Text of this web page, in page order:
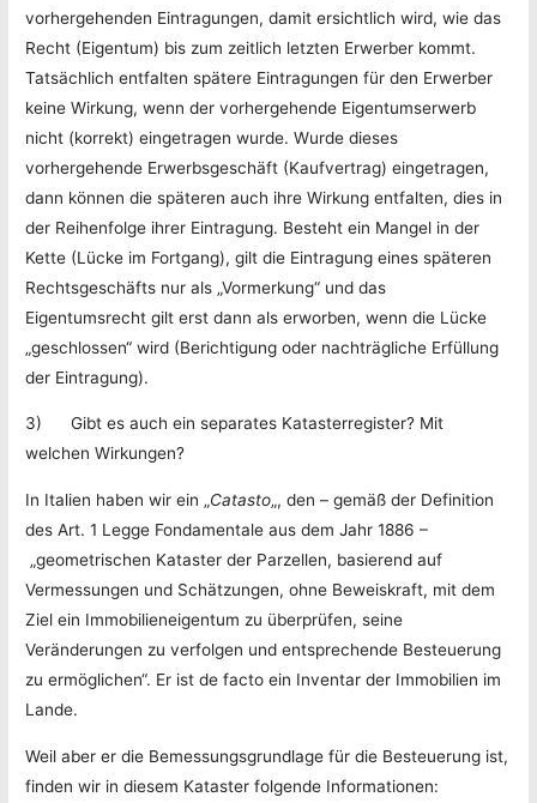
vorhergehenden Eintragungen, damit ersichtlich wird, wie das
Recht (Eigentum) bis zum zeitlich letzten Erwerber kommt.
Tatsächlich entfalten spätere Eintragungen für den Erwerber
keine Wirkung, wenn der vorhergehende Eigentumserwerb
nicht (korrekt) eingetragen wurde. Wurde dieses
vorhergehende Erwerbsgeschäft (Kaufvertrag) eingetragen,
dann können die späteren auch ihre Wirkung entfalten, dies in
der Reihenfolge ihrer Eintragung. Besteht ein Mangel in der
Kette (Lücke im Fortgang), gilt die Eintragung eines späteren
Rechtsgeschäfts nur als „Vormerkung“ und das
Eigentumsrecht gilt erst dann als erworben, wenn die Lücke
„geschlossen“ wird (Berichtigung oder nachträgliche Erfüllung
der Eintragung).
3) Gibt es auch ein separates Katasterregister? Mit
welchen Wirkungen?
In Italien haben wir ein „Catasto„, den – gemäß der Definition
des Art. 1 Legge Fondamentale aus dem Jahr 1886 –
„geometrischen Kataster der Parzellen, basierend auf
Vermessungen und Schätzungen, ohne Beweiskraft, mit dem
Ziel ein Immobilieneigentum zu überprüfen, seine
Veränderungen zu verfolgen und entsprechende Besteuerung
zu ermöglichen“. Er ist de facto ein Inventar der Immobilien im
Lande.
Weil aber er die Bemessungsgrundlage für die Besteuerung ist,
finden wir in diesem Kataster folgende Informationen: